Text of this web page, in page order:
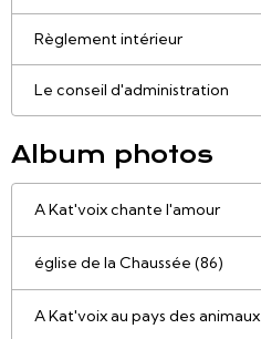
Règlement intérieur
Le conseil d'administration
Album photos
A Kat'voix chante l'amour
église de la Chaussée (86)
A Kat'voix au pays des animaux